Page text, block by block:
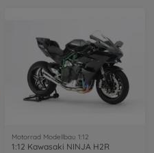
Motorrad Modellbau 1:12
1:12 Kawasaki NINJA H2R